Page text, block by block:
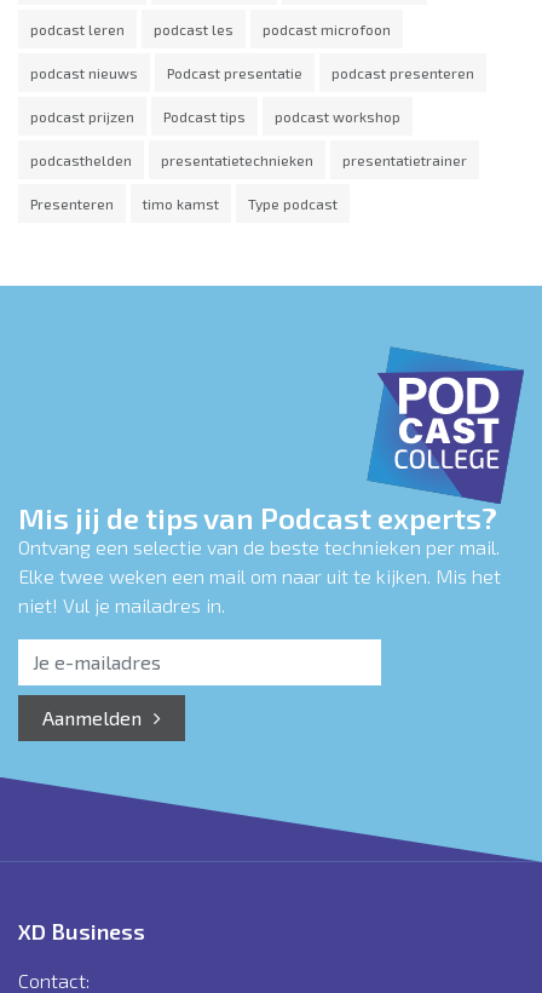
podcast leren podcast les podcast microfoon
podcast nieuws Podcast presentatie podcast presenteren
podcast prijzen Podcast tips podcast workshop
podcasthelden presentatietechnieken presentatietrainer
Presenteren timo kamst Type podcast
Mis jij de tips van Podcast experts?
Ontvang een selectie van de beste technieken per mail.
Elke twee weken een mail om naar uit te kijken. Mis het
niet! Vul je mailadres in.
Aanmelden
XD Business
Contact: